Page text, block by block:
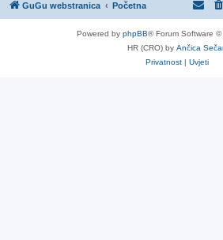
GuGu webstranica Početna
Powered by phpBB® Forum Software ©
HR (CRO) by Ančica
Privatnost | Uvjeti